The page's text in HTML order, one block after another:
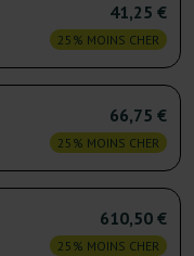
41,25 €
25% MOINS CHER
66,75 €
25% MOINS CHER
610,50 €
25% MOINS CHER